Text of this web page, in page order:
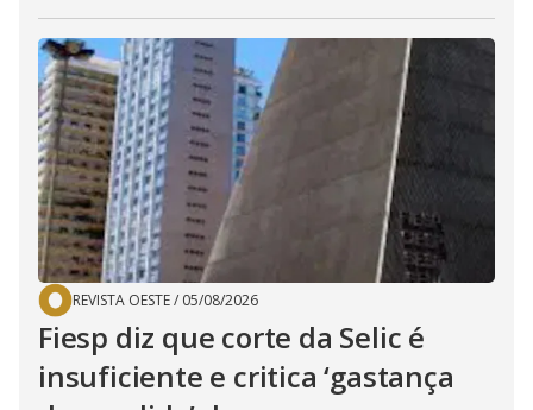
REVISTA OESTE/ 05/08/2026
Fiesp diz que corte da Selic é
insuficiente e critica ‘gastança